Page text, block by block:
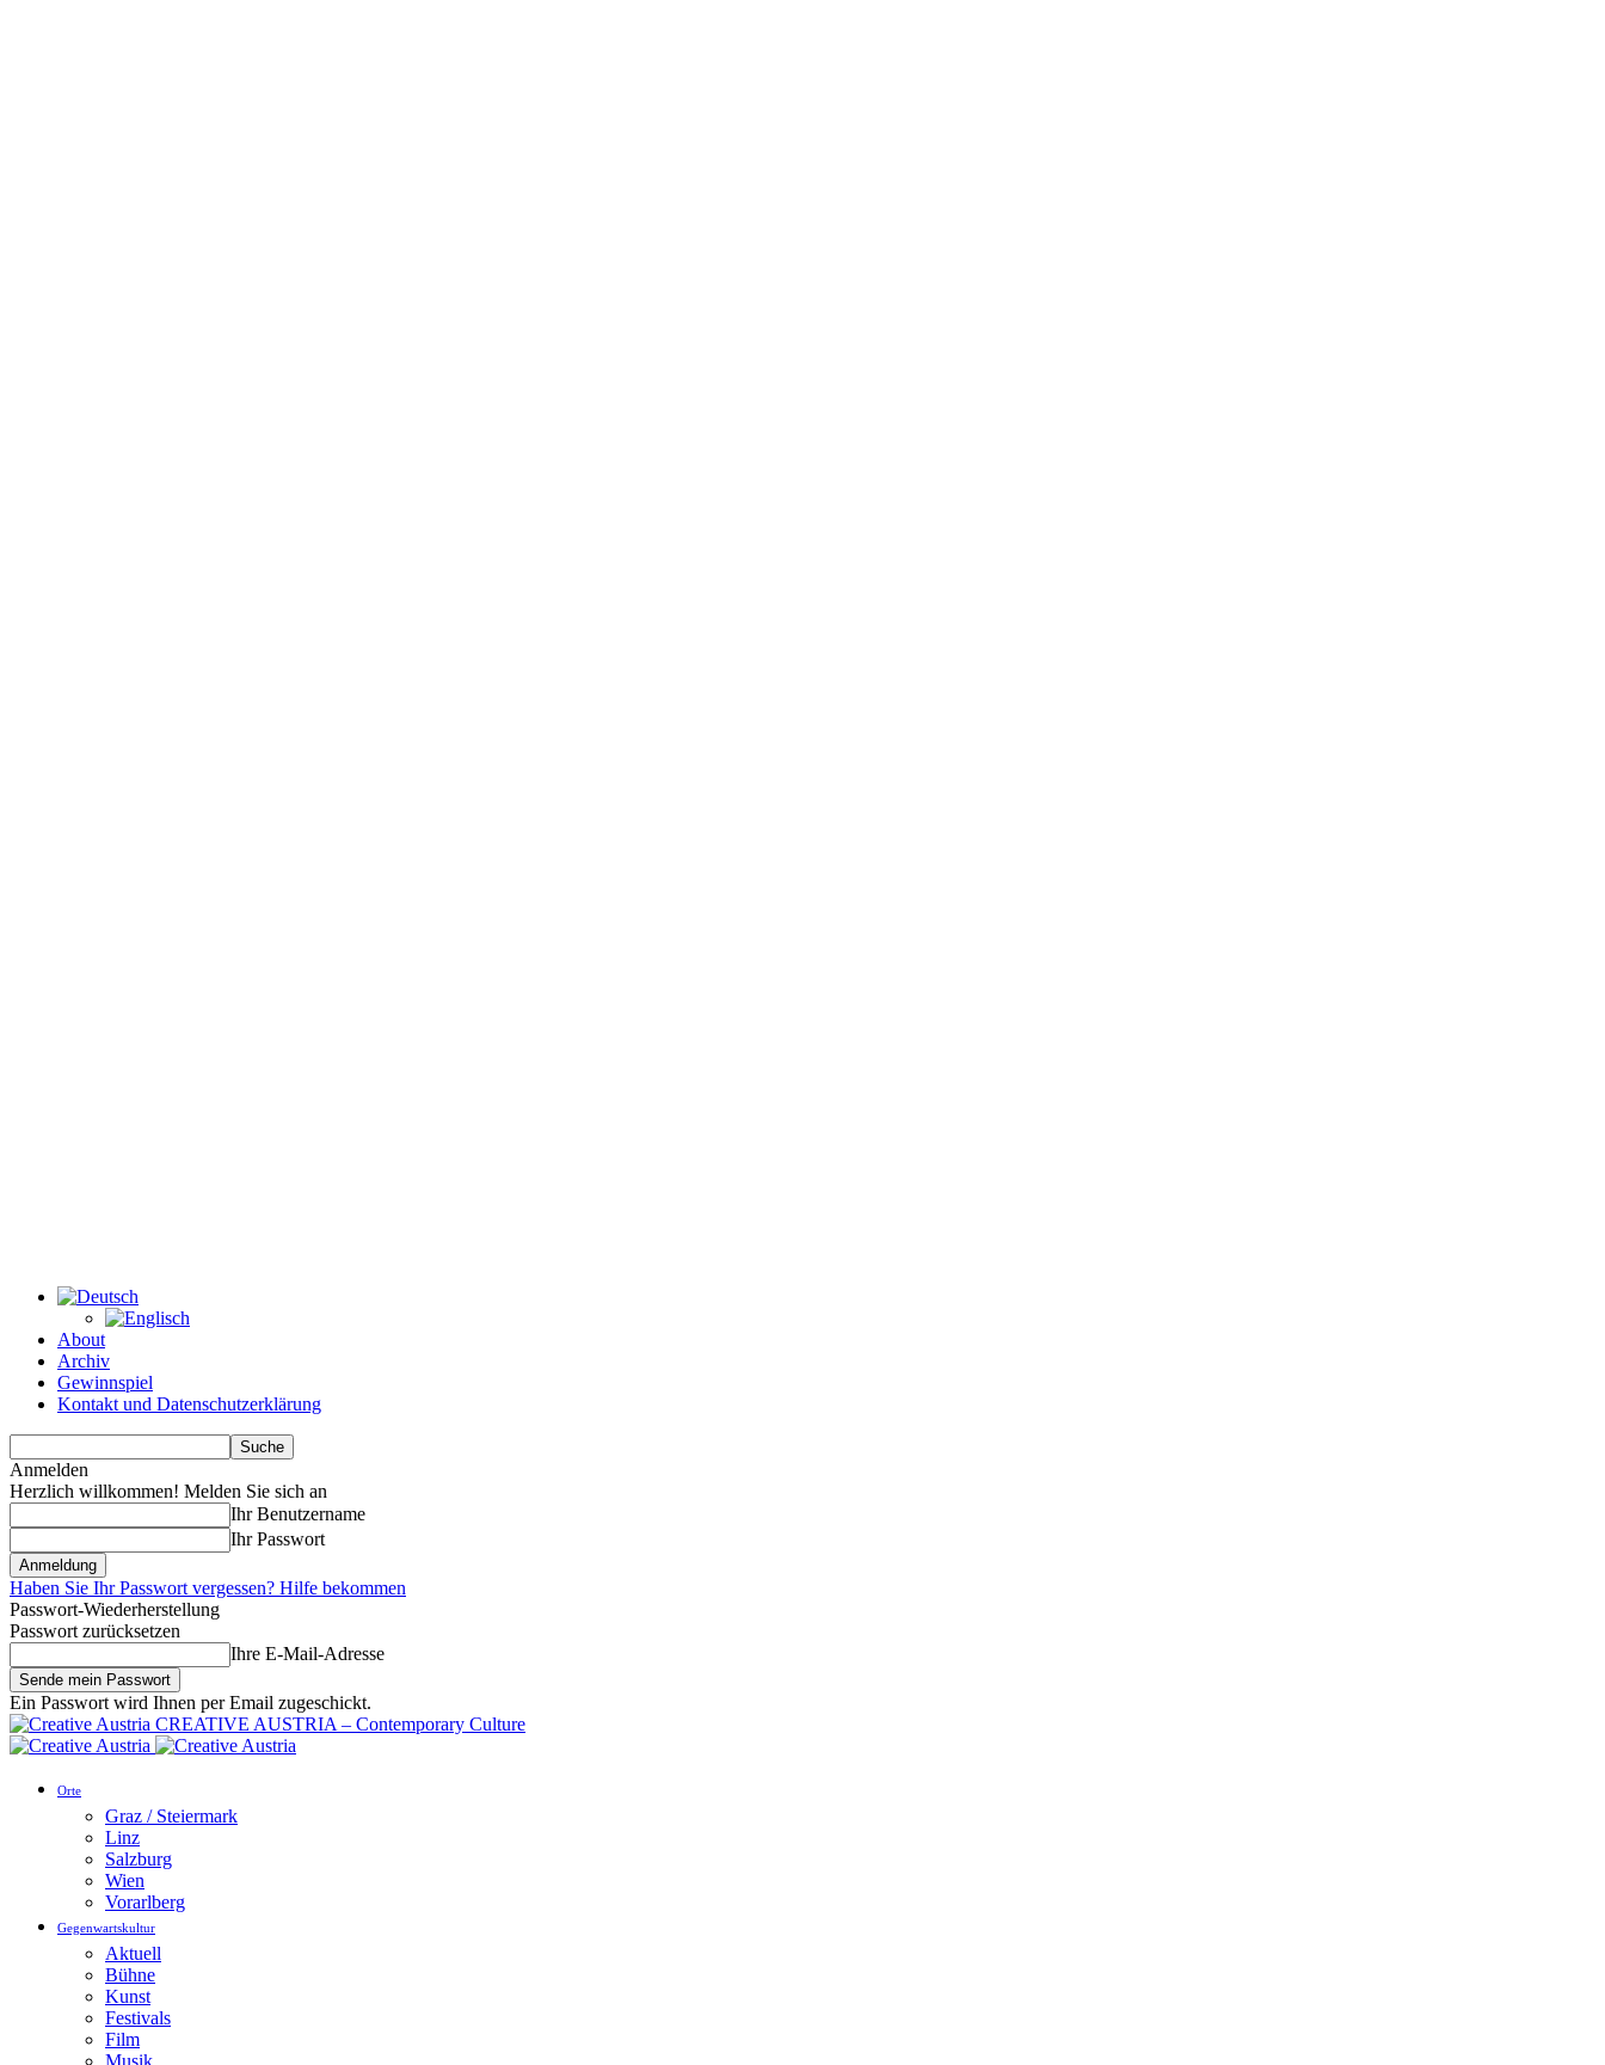
About
Archiv
Gewinnspiel
Kontakt und Datenschutzerklärung
Anmelden
Herzlich willkommen! Melden Sie sich an
Ihr Benutzername
Ihr Passwort
Haben Sie Ihr Passwort vergessen? Hilfe bekommen
Passwort-Wiederherstellung
Passwort zurücksetzen
Ihre E-Mail-Adresse
Ein Passwort wird Ihnen per Email zugeschickt.
CREATIVE AUSTRIA – Contemporary Culture
Orte
Graz / Steiermark
Linz
Salzburg
Wien
Vorarlberg
Gegenwartskultur
Aktuell
Bühne
Kunst
Festivals
Film
Musik